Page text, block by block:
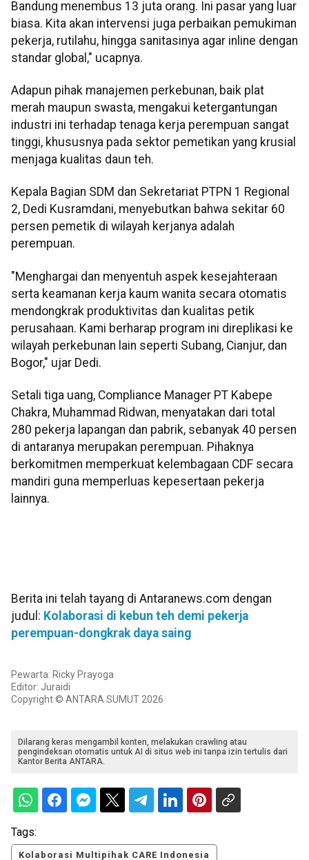
Bandung menembus 13 juta orang. Ini pasar yang luar
biasa. Kita akan intervensi juga perbaikan pemukiman
pekerja, rutilahu, hingga sanitasinya agar inline dengan
standar global," ucapnya.
Adapun pihak manajemen perkebunan, baik plat
merah maupun swasta, mengakui ketergantungan
industri ini terhadap tenaga kerja perempuan sangat
tinggi, khususnya pada sektor pemetikan yang krusial
menjaga kualitas daun teh.
Kepala Bagian SDM dan Sekretariat PTPN 1 Regional
2, Dedi Kusramdani, menyebutkan bahwa sekitar 60
persen pemetik di wilayah kerjanya adalah
perempuan.
"Menghargai dan menyentuh aspek kesejahteraan
serta keamanan kerja kaum wanita secara otomatis
mendongkrak produktivitas dan kualitas petik
perusahaan. Kami berharap program ini direplikasi ke
wilayah perkebunan lain seperti Subang, Cianjur, dan
Bogor," ujar Dedi.
Setali tiga uang, Compliance Manager PT Kabepe
Chakra, Muhammad Ridwan, menyatakan dari total
280 pekerja lapangan dan pabrik, sebanyak 40 persen
di antaranya merupakan perempuan. Pihaknya
berkomitmen memperkuat kelembagaan CDF secara
mandiri guna memperluas kepesertaan pekerja
lainnya.
Berita ini telah tayang di Antaranews.com dengan
judul: Kolaborasi di kebun teh demi pekerja
perempuan-dongkrak daya saing
Pewarta: Ricky Prayoga
Editor: Juraidi
Copyright © ANTARA SUMUT 2026
Dilarang keras mengambil konten, melakukan crawling atau
pengindeksan otomatis untuk AI di situs web ini tanpa izin tertulis dari
Kantor Berita ANTARA.
Tags:
Kolaborasi Multipihak CARE Indonesia